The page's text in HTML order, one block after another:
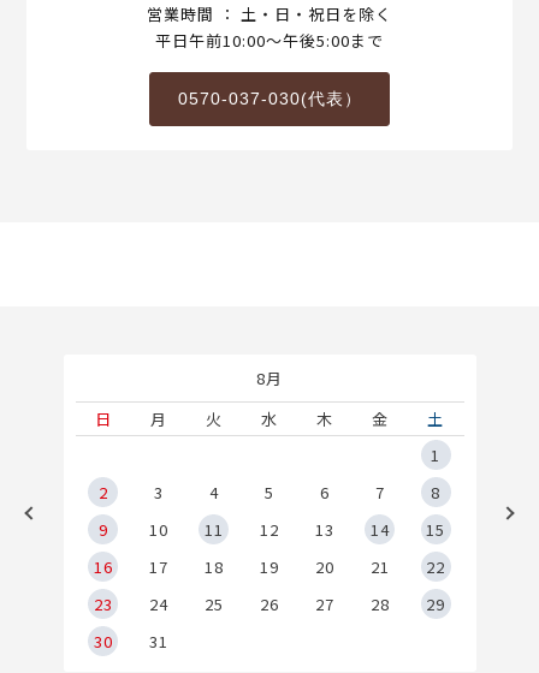
営業時間 ： 土・日・祝日を除く
平日午前10:00～午後5:00まで
0570-037-030(代表）
8月
日
月 火 水 木 金
土
1
2
3 4 5 6 7
8
9
10 11 12 13 14
15
16
17 18 19 20 21
22
23
24 25 26 27 28
29
30
31